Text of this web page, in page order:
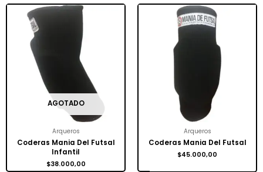
AGOTADO
Arqueros
Coderas Mania Del Futsal
Infantil
$38.000,00
Arqueros
Coderas Mania Del Futsal
$45.000,00